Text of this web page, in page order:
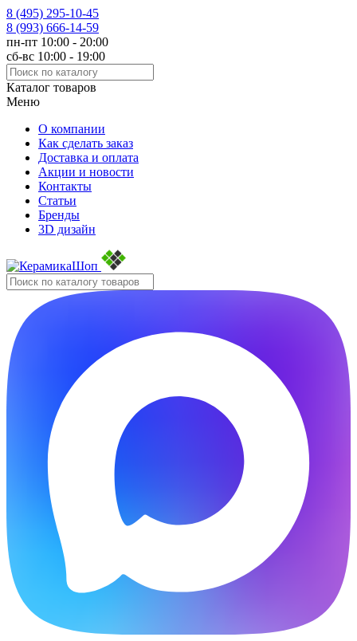
8 (495) 295-10-45
8 (993) 666-14-59
пн-пт 10:00 - 20:00
сб-вс 10:00 - 19:00
Каталог товаров
Меню
О компании
Как сделать заказ
Доставка и оплата
Акции и новости
Контакты
Статьи
Бренды
3D дизайн